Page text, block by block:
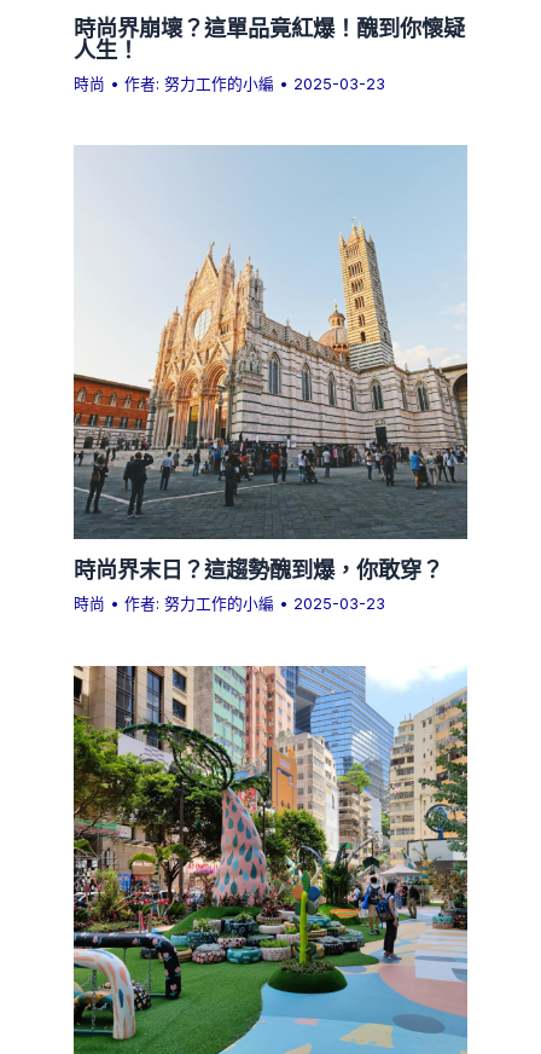
時尚界崩壞？這單品竟紅爆！醜到你懷疑
人生！
時尚 • 作者:努力工作的小編 • 2025-03-23
時尚界末日？這趨勢醜到爆，你敢穿？
時尚 • 作者:努力工作的小編 • 2025-03-23